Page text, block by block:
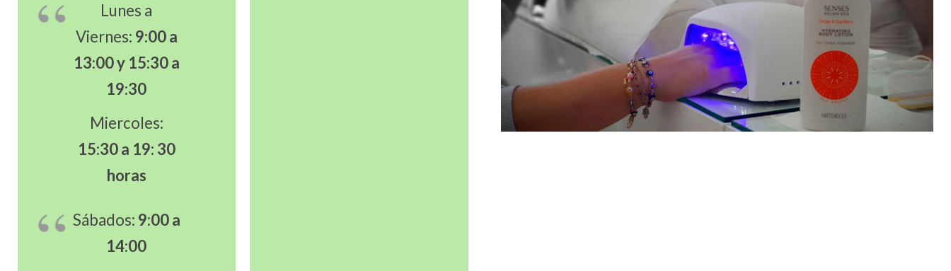
Lunes a
Viernes: 9:00 a
13:00 y 15:30 a
19:30
Miercoles:
15:30 a 19: 30
horas
Sábados: 9:00 a
14:00